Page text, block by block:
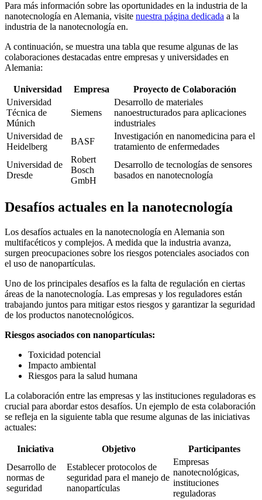
Para más información sobre las oportunidades en la industria de la
nanotecnología en Alemania, visite nuestra página dedicada a la
industria de la nanotecnología en.
A continuación, se muestra una tabla que resume algunas de las
colaboraciones destacadas entre empresas y universidades en
Alemania:
Universidad Empresa
Proyecto de Colaboración
Universidad
Técnica de
Múnich
Siemens
Desarrollo de materiales
nanoestructurados para aplicaciones
industriales
Universidad de
Heidelberg
BASF
Investigación en nanomedicina para el
tratamiento de enfermedades
Universidad de
Dresde
Robert
Bosch
GmbH
Desarrollo de tecnologías de sensores
basados en nanotecnología
Desafíos actuales en la nanotecnología
Los desafíos actuales en la nanotecnología en Alemania son
multifacéticos y complejos. A medida que la industria avanza,
surgen preocupaciones sobre los riesgos potenciales asociados con
el uso de nanopartículas.
Uno de los principales desafíos es la falta de regulación en ciertas
áreas de la nanotecnología. Las empresas y los reguladores están
trabajando juntos para mitigar estos riesgos y garantizar la seguridad
de los productos nanotecnológicos.
Riesgos asociados con nanopartículas:
Toxicidad potencial
Impacto ambiental
Riesgos para la salud humana
La colaboración entre las empresas y las instituciones reguladoras es
crucial para abordar estos desafíos. Un ejemplo de esta colaboración
se refleja en la siguiente tabla que resume algunas de las iniciativas
actuales:
Iniciativa Objetivo
Participantes
Desarrollo de
normas de
seguridad
Establecer protocolos de
seguridad para el manejo de
nanopartículas
Empresas
nanotecnológicas,
instituciones
reguladoras